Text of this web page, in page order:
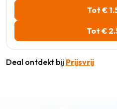
Tot €
Tot €
Deal ontdekt bij Prijsvrij